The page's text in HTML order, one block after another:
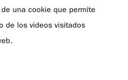
una cookie que permite
de los videos visitados